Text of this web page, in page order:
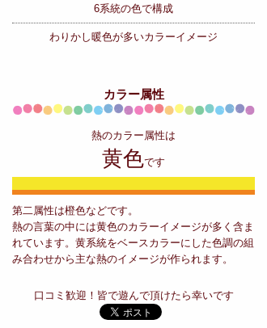
6系統の色で構成
わりかし暖色が多いカラーイメージ
カラー属性
熱のカラー属性は
黄色です
第二属性は橙色などです。
熱の言葉の中には黄色のカラーイメージが多く含ま
れています。黄系統をベースカラーにした色調の組
み合わせから主な熱のイメージが作られます。
口コミ歓迎！皆で遊んで頂けたら幸いです